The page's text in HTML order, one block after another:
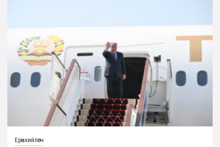
Ерөнхийлөгч